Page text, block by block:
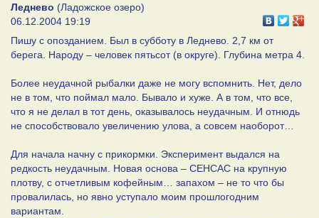
Леднево (Ладожское озеро)
06.12.2004 19:19
Пишу с опозданием. Был в субботу в Леднево. 2,7 км от
берега. Народу – человек пятьсот (в округе). Глубина метра 4.
Более неудачной рыбалки даже не могу вспомнить. Нет, дело
не в том, что поймал мало. Бывало и хуже. А в том, что все,
что я не делал в тот день, оказывалось неудачным. И отнюдь
не способствовало увеличению улова, а совсем наоборот…
Для начала начну с прикормки. Эксперимент выдался на
редкость неудачным. Новая основа – СЕНСАС на крупную
плотву, с отчетливым кофейным… запахом – не то что бы
провалилась, но явно уступало моим прошлогодним
вариантам.